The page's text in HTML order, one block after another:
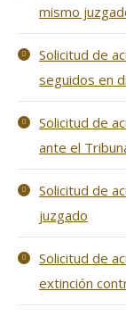
mismo
Solicitud de
seguidos en
Solicitud de
ante el
Solicitud de
juzgado
Solicitud de
extinción